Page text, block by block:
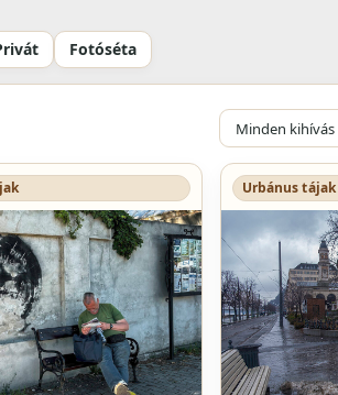
Fotóséta
Urbánus tájak